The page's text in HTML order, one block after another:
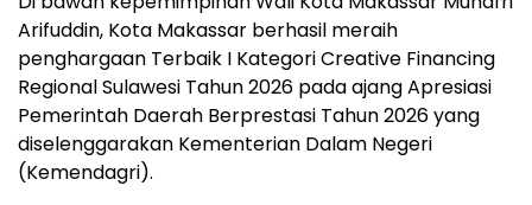
Arifuddin, Kota Makassar berhasil meraih
penghargaan Terbaik I Kategori Creative Financing
Regional Sulawesi Tahun 2026 pada ajang Apresiasi
Pemerintah Daerah Berprestasi Tahun 2026 yang
diselenggarakan Kementerian Dalam Negeri
(Kemendagri).